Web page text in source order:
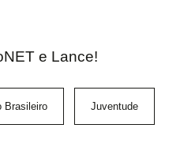
e Lance!
Brasileiro Juventude